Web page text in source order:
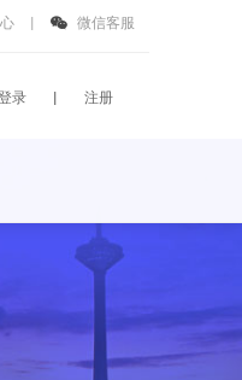
微信客服
录 注册